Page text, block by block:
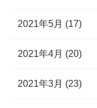
2021年5月 (17)
2021年4月 (20)
2021年3月 (23)